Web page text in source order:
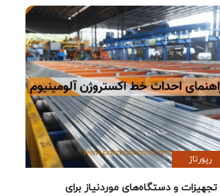
رپورتاژ
تجهیزات و دستگاه‌های موردنیاز برای